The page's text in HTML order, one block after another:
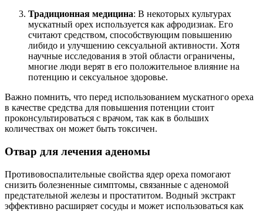
Традиционная медицина: В некоторых культурах
мускатный орех используется как афродизиак. Его
считают средством, способствующим повышению
либидо и улучшению сексуальной активности. Хотя
научные исследования в этой области ограничены,
многие люди верят в его положительное влияние на
потенцию и сексуальное здоровье.
Важно помнить, что перед использованием мускатного ореха
в качестве средства для повышения потенции стоит
проконсультироваться с врачом, так как в больших
количествах он может быть токсичен.
Отвар для лечения аденомы
Противовоспалительные свойства ядер ореха помогают
снизить болезненные симптомы, связанные с аденомой
предстательной железы и простатитом. Водный экстракт
эффективно расширяет сосуды и может использоваться как